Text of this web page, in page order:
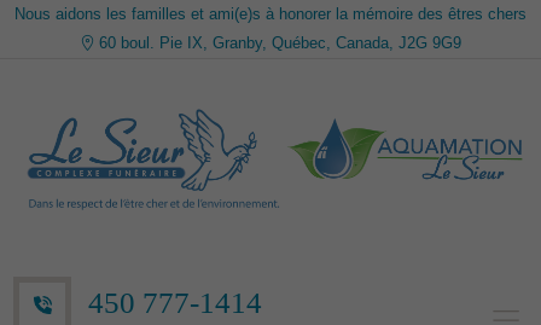
Nous aidons les familles et ami(e)s à honorer la mémoire des êtres chers
60 boul. Pie IX, Granby, Québec, Canada, J2G 9G9
450 777-1414